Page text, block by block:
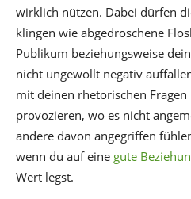
wirklich nützen. Dabei dürfen
klingen wie abgedroschene
Publikum beziehungsweise
nicht ungewollt negativ
mit deinen rhetorischen Fragen
provozieren, wo es nicht
andere davon angegriffen
wenn du auf eine gute
Wert legst.